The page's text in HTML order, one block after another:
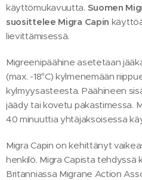
käyttömukavuutta. Suomen
suosittelee Migra Capin
lievittämisessä.
Migreenipäähine asetetaan
(max. -18°C) kylmenemään
kylmyysasteesta. Päähineen
jäädy tai kovetu pakastimessa.
40 minuuttia yhtäjaksoisessa
Migra Capin on kehittänyt
henkilö. Migra Capista tehdyssä
Britanniassa Migrane Action